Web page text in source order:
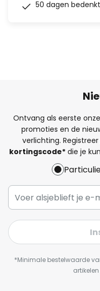
50 dagen
Ontvang als eerste
promoties en de
verlichting.
kortingscode*die je
*Minimale bestelwaarde